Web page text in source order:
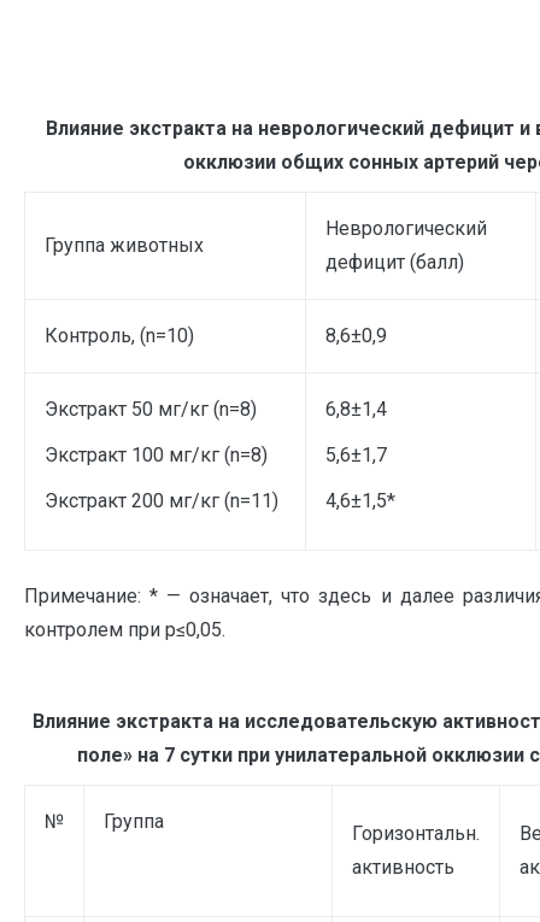
Влияние экстракта на неврологический дефицит
окклюзии общих сонных артерий
Группа животных
Неврологический
дефицит (балл)
Контроль, (n=10) 8,6±0,9
Экстракт 50 мг/кг (n=8)
Экстракт 100 мг/кг (n=8)
Экстракт 200 мг/кг (n=11)
6,8±1,4
5,6±1,7
4,6±1,5*
Примечание: * — означает, что здесь и далее
контролем при р≤0,05.
Влияние экстракта на исследовательскую
поле» на 7 сутки при унилатеральной окклюзии
№ Группа
Горизонтальн.
активность